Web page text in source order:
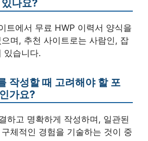
나요?
트에서 무료 HWP 이력서 양식을
며, 추천 사이트로는 사람인, 잡
있습니다.
작성할 때 고려해야 할 포
가요?
하고 명확하게 작성하며, 일관된
체적인 경험을 기술하는 것이 중